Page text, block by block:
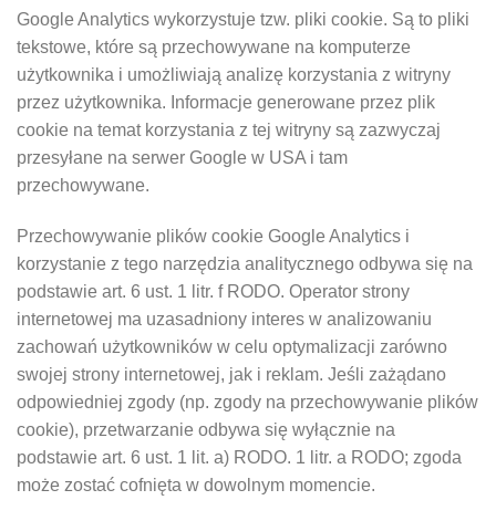
Google Analytics wykorzystuje tzw. pliki cookie. Są to pliki
tekstowe, które są przechowywane na komputerze
użytkownika i umożliwiają analizę korzystania z witryny
przez użytkownika. Informacje generowane przez plik
cookie na temat korzystania z tej witryny są zazwyczaj
przesyłane na serwer Google w USA i tam
przechowywane.
Przechowywanie plików cookie Google Analytics i
korzystanie z tego narzędzia analitycznego odbywa się na
podstawie art. 6 ust. 1 litr. f RODO. Operator strony
internetowej ma uzasadniony interes w analizowaniu
zachowań użytkowników w celu optymalizacji zarówno
swojej strony internetowej, jak i reklam. Jeśli zażądano
odpowiedniej zgody (np. zgody na przechowywanie plików
cookie), przetwarzanie odbywa się wyłącznie na
podstawie art. 6 ust. 1 lit. a) RODO. 1 litr. a RODO; zgoda
może zostać cofnięta w dowolnym momencie.